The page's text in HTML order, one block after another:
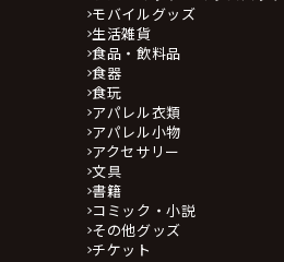
モバイルグッズ
生活雑貨
食品・飲料品
食器
食玩
アパレル衣類
アパレル小物
アクセサリー
文具
書籍
コミック・小説
その他グッズ
チケット